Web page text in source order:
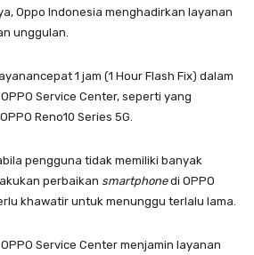
Oppo Indonesia menghadirkan layanan
unggulan.
1 jam (1 Hour Flash Fix) dalam
Service Center, seperti yang
Reno10 Series 5G.
pengguna tidak memiliki banyak
perbaikan smartphonedi OPPO
khawatir untuk menunggu terlalu lama.
Service Center menjamin layanan